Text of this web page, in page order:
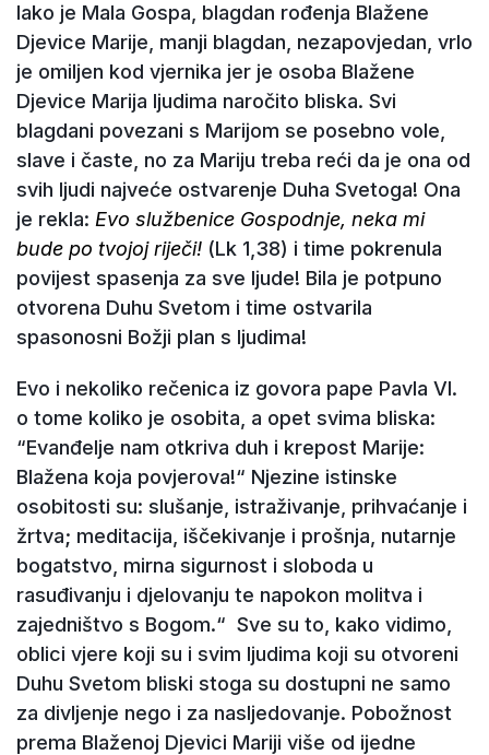
Iako je Mala Gospa, blagdan rođenja Blažene
Djevice Marije, manji blagdan, nezapovjedan, vrlo
je omiljen kod vjernika jer je osoba Blažene
Djevice Marija ljudima naročito bliska. Svi
blagdani povezani s Marijom se posebno vole,
slave i časte, no za Mariju treba reći da je ona od
svih ljudi najveće ostvarenje Duha Svetoga! Ona
je rekla: Evo službenice Gospodnje, neka mi
bude po tvojoj riječi! (Lk 1,38) i time pokrenula
povijest spasenja za sve ljude! Bila je potpuno
otvorena Duhu Svetom i time ostvarila
spasonosni Božji plan s ljudima!
Evo i nekoliko rečenica iz govora pape Pavla VI.
o tome koliko je osobita, a opet svima bliska:
“Evanđelje nam otkriva duh i krepost Marije:
Blažena koja povjerova!“ Njezine istinske
osobitosti su: slušanje, istraživanje, prihvaćanje i
žrtva; meditacija, iščekivanje i prošnja, nutarnje
bogatstvo, mirna sigurnost i sloboda u
rasuđivanju i djelovanju te napokon molitva i
zajedništvo s Bogom.“ Sve su to, kako vidimo,
oblici vjere koji su i svim ljudima koji su otvoreni
Duhu Svetom bliski stoga su dostupni ne samo
za divljenje nego i za nasljedovanje. Pobožnost
prema Blaženoj Djevici Mariji više od ijedne